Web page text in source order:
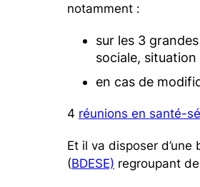
notamment :
sur les 3
sociale,
en cas de
4 réunions en santé-
Et il va disposer
(BDESE) regroupant